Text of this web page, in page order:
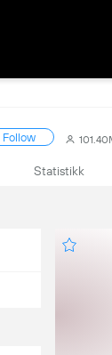
Follow
Statistikk